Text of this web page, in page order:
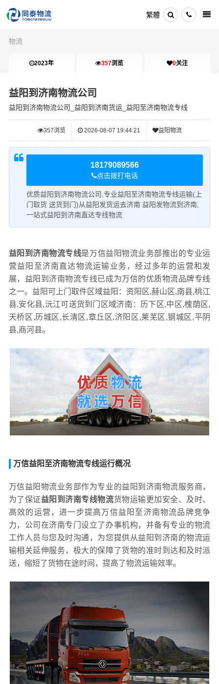
繁體
物流
2023年 357浏览 0关注
益阳到济南物流公司
益阳到济南物流公司_益阳到济南货运_益阳至济南物流专线
357浏览 2026-08-07 19:44:21 益阳物流
18179089566
点击拨打电话
优质益阳到济南物流公司,专业益阳至济南物流专线运输(上
门取货 送货到门)从益阳发货运去济南 益阳发物流到济南,
一站式益阳到济南直达专线物流
益阳到济南物流专线是万信益阳物流业务部推出的专业运
营益阳至济南直达物流运输业务，经过多年的运营和发
展，益阳到济南物流专线已成为万信的优质物流品牌专线
之一。益阳可上门取件区域益阳：资阳区,赫山区,南县,桃江
县,安化县,沅江可送货到门区域济南：历下区,中区,槐荫区,
天桥区,历城区,长清区,章丘区,济阳区,莱芜区,钢城区,平阴
县,商河县。
万信益阳至济南物流专线运行概况
万信益阳物流业务部作为专业的益阳到济南物流服务商，
为了保证益阳到济南专线物流货物运输更加安全、及时、
高效的运营，进一步提高万信益阳至济南物流品牌竞争
力，公司在济南专门设立了办事机构，并备有专业的物流
工作人员与您及时沟通，为您提供从益阳到济南的物流运
输相关延伸服务，极大的保障了货物的准时到达和及时派
送，缩短了货物在途时间，提高了物流运输效率。